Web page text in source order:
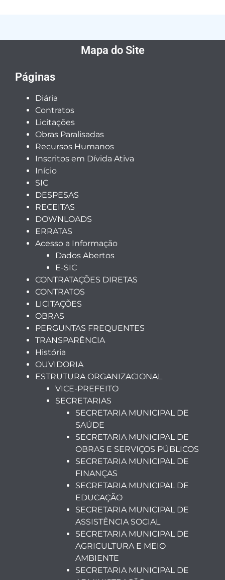
Mapa do Site
Páginas
Diária
Contratos
Licitações
Obras Paralisadas
Recursos Humanos
Inscritos em Dívida Ativa
Início
SIC
DESPESAS
RECEITAS
DOWNLOADS
ERRATAS
Acesso a Informação
Dados Abertos
E-SIC
CONTRATAÇÕES DIRETAS
CONTRATOS
LICITAÇÕES
OBRAS
PERGUNTAS FREQUENTES
TRANSPARÊNCIA
História
OUVIDORIA
ESTRUTURA ORGANIZACIONAL
VICE-PREFEITO
SECRETARIAS
SECRETARIA MUNICIPAL DE
SAÚDE
SECRETARIA MUNICIPAL DE
OBRAS E SERVIÇOS PÚBLICOS
SECRETARIA MUNICIPAL DE
FINANÇAS
SECRETARIA MUNICIPAL DE
EDUCAÇÃO
SECRETARIA MUNICIPAL DE
ASSISTÊNCIA SOCIAL
SECRETARIA MUNICIPAL DE
AGRICULTURA E MEIO
AMBIENTE
SECRETARIA MUNICIPAL DE